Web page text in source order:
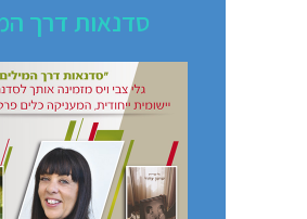
סדנאות דרך